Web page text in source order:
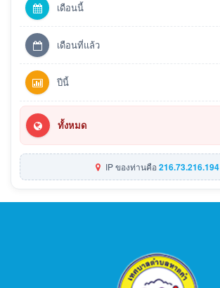
เดือนนี้
เดือนที่แล้ว
ปีนี้
ทั้งหมด
IP ของท่านคือ216.73.216.194